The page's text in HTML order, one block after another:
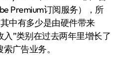
Premium订阅服务），所
中有多少是由硬件带来
入”类别在过去两年里增长了
广告业务。